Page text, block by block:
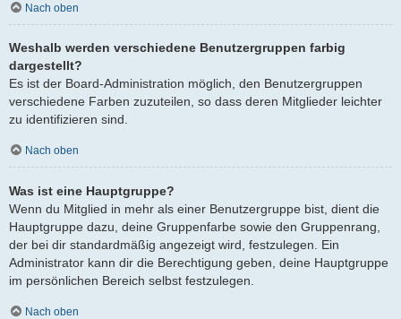
Nach oben
Weshalb werden verschiedene Benutzergruppen farbig
dargestellt?
Es ist der Board-Administration möglich, den Benutzergruppen
verschiedene Farben zuzuteilen, so dass deren Mitglieder leichter
zu identifizieren sind.
Nach oben
Was ist eine Hauptgruppe?
Wenn du Mitglied in mehr als einer Benutzergruppe bist, dient die
Hauptgruppe dazu, deine Gruppenfarbe sowie den Gruppenrang,
der bei dir standardmäßig angezeigt wird, festzulegen. Ein
Administrator kann dir die Berechtigung geben, deine Hauptgruppe
im persönlichen Bereich selbst festzulegen.
Nach oben